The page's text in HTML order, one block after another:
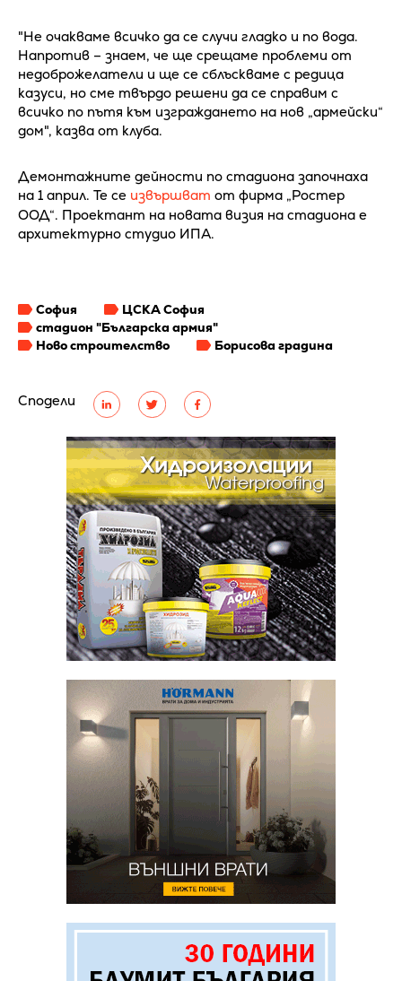
Сподели
"Не очакваме всичко да се случи гладко и по вода.
Напротив – знаем, че ще срещаме проблеми от
недоброжелатели и ще се сблъскваме с редица
казуси, но сме твърдо решени да се справим с
всичко по пътя към изграждането на нов „армейски“
дом", казва от клуба.
Демонтажните дейности по стадиона започнаха
на 1 април. Те се извършват от фирма „Ростер
ООД“. Проектант на новата визия на стадиона е
архитектурно студио ИПА.
София
ЦСКА София
стадион "Българска армия"
Ново строителство
Борисова градина